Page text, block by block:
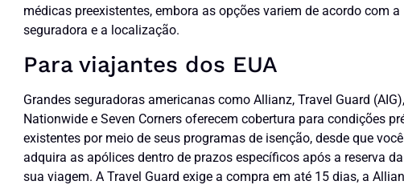
médicas preexistentes, embora as opções variem de acordo com a
seguradora e a localização.
Para viajantes dos EUA
Grandes seguradoras americanas como Allianz, Travel Guard (AIG),
Nationwide e Seven Corners oferecem cobertura para condições
existentes por meio de seus programas de isenção, desde que você
adquira as apólices dentro de prazos específicos após a reserva da
sua viagem. A Travel Guard exige a compra em até 15 dias, a